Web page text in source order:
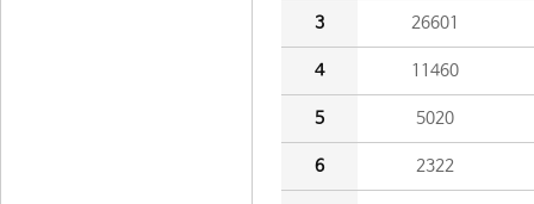
3 26601
4 11460
5 5020
6 2322